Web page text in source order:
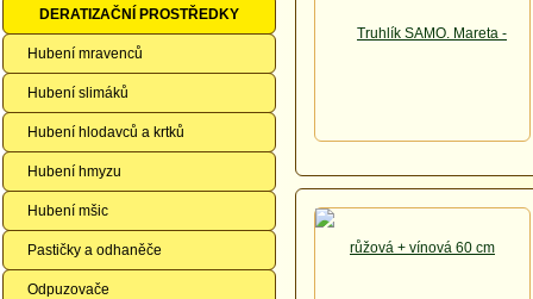
DERATIZAČNÍ PROSTŘEDKY
Hubení mravenců
Hubení slimáků
Hubení hlodavců a krtků
Hubení hmyzu
Hubení mšic
Pastičky a odhaněče
Odpuzovače